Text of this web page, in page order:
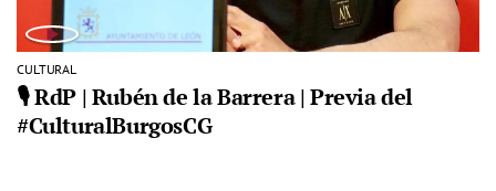
CULTURAL
🎙️ RdP | Rubén de la Barrera | Previa del
#CulturalBurgosCG